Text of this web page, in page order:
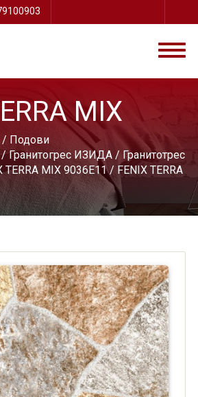
MIX
Подови
Гранитогрес ИЗИДА/ Гранитотрес
TERRA MIX 9036E11/ FENIX TERRA